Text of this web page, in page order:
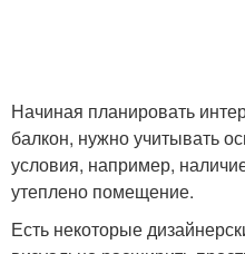
Начиная планировать
балкон, нужно учитывать
условия, например,
утеплено помещение.
Есть некоторые